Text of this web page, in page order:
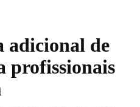
adicional de
profissionais